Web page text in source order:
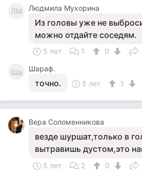
ЛМ Людмила Мухорина
Из головы уже не
можно отдайте соседям.
5 лет 1 0
Ша Шараф.
точно. 5 лет 1
Вера Соломенникова
везде шуршат,только в
вытравишь дустом,это
5 лет 2 0